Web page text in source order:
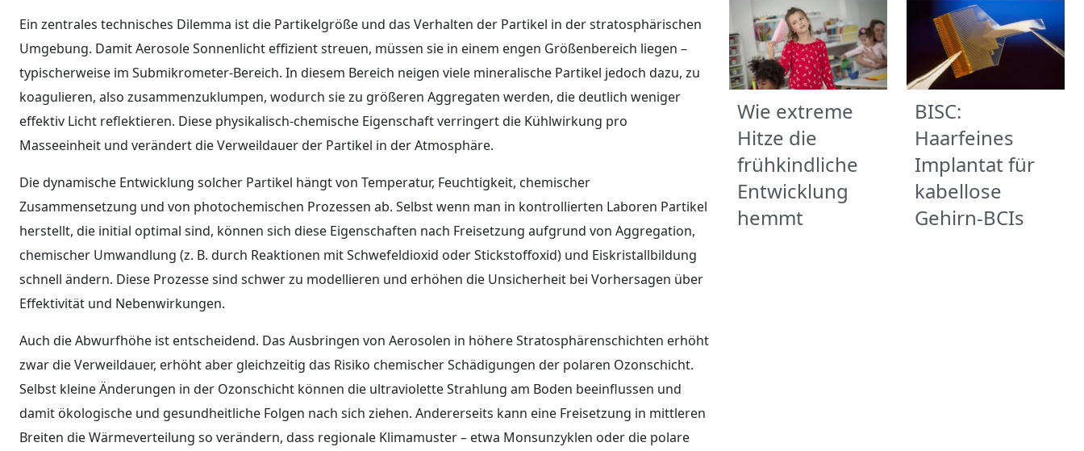
Ein zentrales technisches Dilemma ist die Partikelgröße und das Verhalten der Partikel in der stratosphärischen
Umgebung. Damit Aerosole Sonnenlicht effizient streuen, müssen sie in einem engen Größenbereich liegen –
typischerweise im Submikrometer-Bereich. In diesem Bereich neigen viele mineralische Partikel jedoch dazu, zu
koagulieren, also zusammenzuklumpen, wodurch sie zu größeren Aggregaten werden, die deutlich weniger
effektiv Licht reflektieren. Diese physikalisch-chemische Eigenschaft verringert die Kühlwirkung pro
Masseeinheit und verändert die Verweildauer der Partikel in der Atmosphäre.
Die dynamische Entwicklung solcher Partikel hängt von Temperatur, Feuchtigkeit, chemischer
Zusammensetzung und von photochemischen Prozessen ab. Selbst wenn man in kontrollierten Laboren Partikel
herstellt, die initial optimal sind, können sich diese Eigenschaften nach Freisetzung aufgrund von Aggregation,
chemischer Umwandlung (z. B. durch Reaktionen mit Schwefeldioxid oder Stickstoffoxid) und Eiskristallbildung
schnell ändern. Diese Prozesse sind schwer zu modellieren und erhöhen die Unsicherheit bei Vorhersagen über
Effektivität und Nebenwirkungen.
Auch die Abwurfhöhe ist entscheidend. Das Ausbringen von Aerosolen in höhere Stratosphärenschichten erhöht
zwar die Verweildauer, erhöht aber gleichzeitig das Risiko chemischer Schädigungen der polaren Ozonschicht.
Selbst kleine Änderungen in der Ozonschicht können die ultraviolette Strahlung am Boden beeinflussen und
damit ökologische und gesundheitliche Folgen nach sich ziehen. Andererseits kann eine Freisetzung in mittleren
Breiten die Wärmeverteilung so verändern, dass regionale Klimamuster – etwa Monsunzyklen oder die polare
Wie extreme
Hitze die
frühkindliche
Entwicklung
hemmt
BISC:
Haarfeines
Implantat für
kabellose
Gehirn-BCIs